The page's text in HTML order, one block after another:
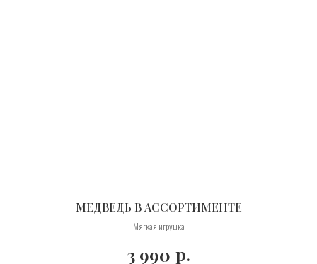
МЕДВЕДЬ В АССОРТИМЕНТЕ
Мягкая игрушка
3 990 р.